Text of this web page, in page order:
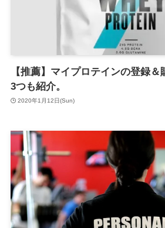
【推薦】マイプロテインの登録
3つも紹介。
2020年1月12日(Sun)